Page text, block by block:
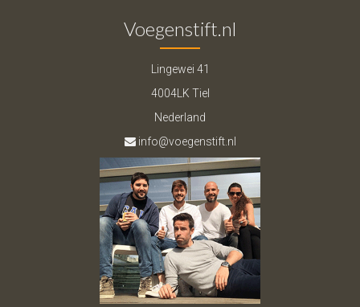
Voegenstift.nl
Lingewei 41
4004LK Tiel
Nederland
info@voegenstift.nl